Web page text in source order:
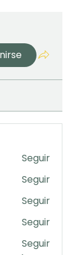
Seguir
Seguir
Seguir
Seguir
Seguir